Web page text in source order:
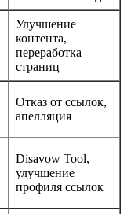
Улучшение
контента,
переработка
страниц
Отказ от ссылок,
апелляция
Disavow Tool,
улучшение
профиля ссылок